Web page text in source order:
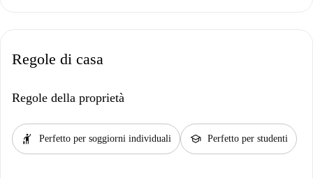
Regole di casa
Regole della proprietà
hail Perfetto per soggiorni individuali school Perfetto per studenti